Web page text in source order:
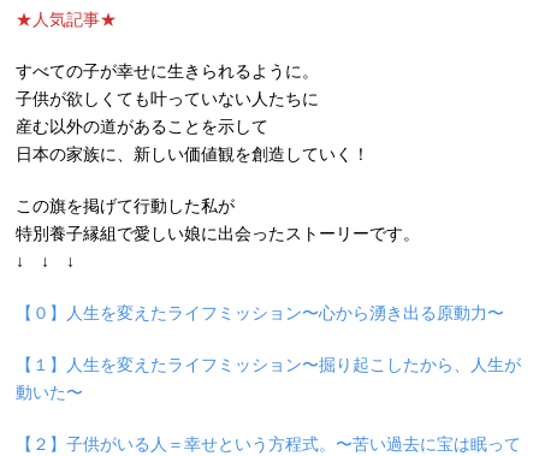
★人気記事★
すべての子が幸せに生きられるように。
子供が欲しくても叶っていない人たちに
産む以外の道があることを示して
日本の家族に、新しい価値観を創造していく！
この旗を掲げて行動した私が
特別養子縁組で愛しい娘に出会ったストーリーです。
↓ ↓ ↓
【０】人生を変えたライフミッション〜心から湧き出る原動力〜
【１】人生を変えたライフミッション〜掘り起こしたから、人生が
動いた〜
【２】子供がいる人＝幸せという方程式。〜苦い過去に宝は眠って